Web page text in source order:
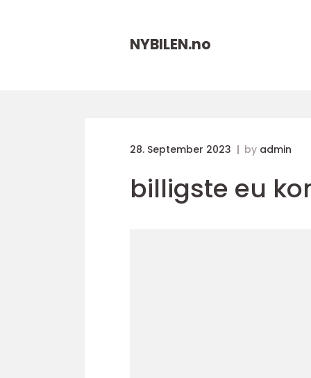
NYBILEN.no
28. September 2023 by admin
billigste eu